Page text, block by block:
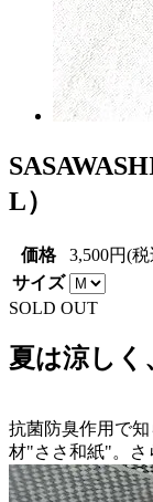
L）
価格
3,500円(
サイズ
SOLD OUT
夏は涼しく
抗菌防臭作用で
材"ささ和紙"。さ